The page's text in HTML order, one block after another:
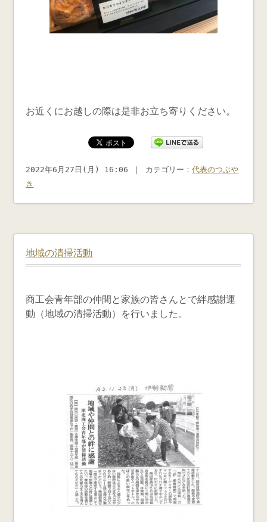
お近くにお越しの際は是非お立ち寄りください。
2022年6月27日(月) 16:06 ｜ カテゴリー：代表のつぶや
き
地域の清掃活動
商工会青年部の仲間と家族の皆さんとで絆感謝運
動（地域の清掃活動）を行いました。